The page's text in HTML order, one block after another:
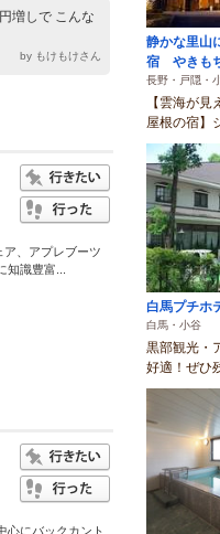
増しで こんな
by もけもけさん
、アプレブーツ
識豊富...
心にバックカント
静かな里山
宿 やきも
長野・戸隠・
【雲海が
屋根の宿】
白馬プチ
白馬・小谷
黒部観光・
好適！ぜひ